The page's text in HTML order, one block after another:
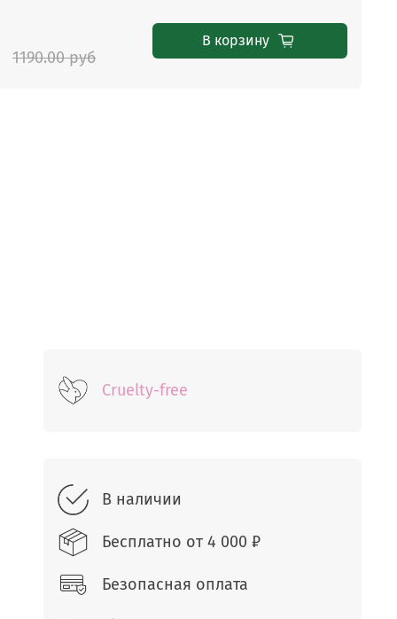
1190.00 руб
В корзину
Cruelty-free
В наличии
Бесплатно от 4 000 ₽
Безопасная оплата